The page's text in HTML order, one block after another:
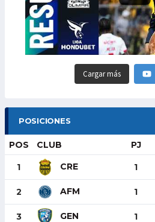
Cargar más
POSICIONES
POS CLUB PJ
1 CRE 1
2 AFM 1
3 GEN 1